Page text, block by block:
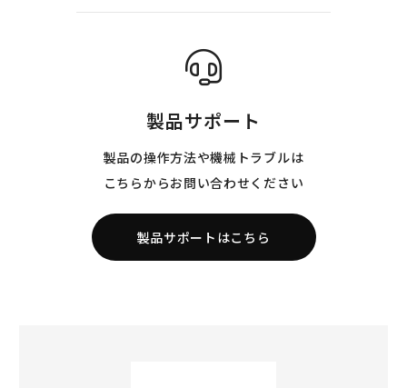
製品サポート
製品の操作方法や機械トラブルは
こちらからお問い合わせください
製品サポートはこちら